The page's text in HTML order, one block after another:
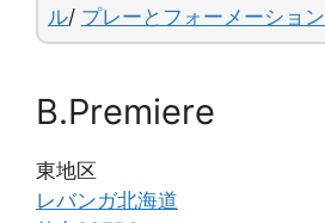
ル/ プレーとフォーメーション
B.Premiere
東地区
レバンガ北海道